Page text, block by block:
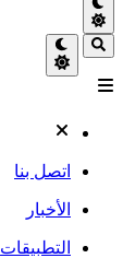
اتصل بنا
الأخبار
التطبيقات